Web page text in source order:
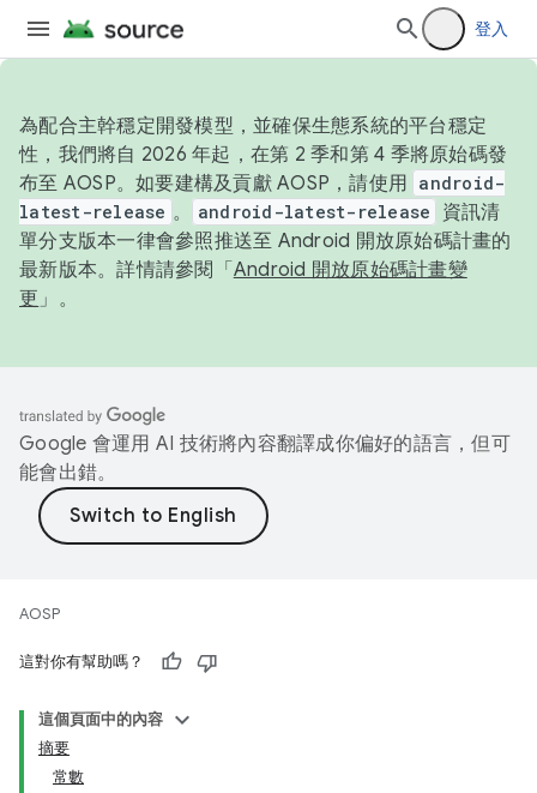
登入
為配合主幹穩定開發模型，並確保生態系統的平台穩定
性，我們將自 2026 年起，在第 2 季和第 4 季將原始碼發
布至 AOSP。如要建構及貢獻 AOSP，請使用 android-
latest-release 。 android-latest-release
資訊清
單分支版本一律會參照推送至 Android 開放原始碼計畫的
最新版本。詳情請參閱「 Android 開放原始碼計畫變
更 」。
Google 會運用 AI 技術將內容翻譯成你偏好的語言，但可
能會出錯。
AOSP
這對你有幫助嗎？
這個頁面中的內容
摘要
常數